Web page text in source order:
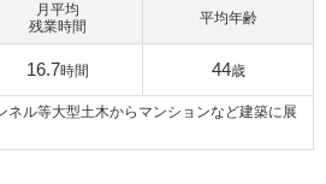
月平均
残業時間
16.7時間
平均年齢
44歳
ネル等大型土木からマンションなど建築に展